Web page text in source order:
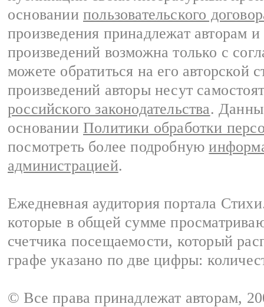
основании пользовательского
произведения принадлежат авторам
произведений возможна только с
можете обратиться на его авторской
произведений авторы несут
российского законодательства.
основании Политики обработки
посмотреть более подробную
администрацией.
Ежедневная аудитория портала
которые в общей сумме
счетчика посещаемости, который
графе указано по две цифры:
© Все права принадлежат авторам,